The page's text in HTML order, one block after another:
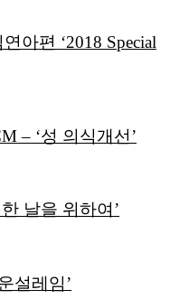
아편 ‘2018 Special
– ‘성 의식개선’
날을 위하여’
설레임’